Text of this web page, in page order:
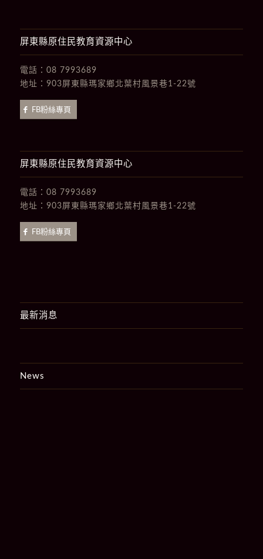
屏東縣原住民教育資源中心
電話： 08 7993689
地址： 903屏東縣瑪家鄉北葉村風景巷1-22號
FB粉絲專頁
屏東縣原住民教育資源中心
電話： 08 7993689
地址： 903屏東縣瑪家鄉北葉村風景巷1-22號
FB粉絲專頁
最新消息
News